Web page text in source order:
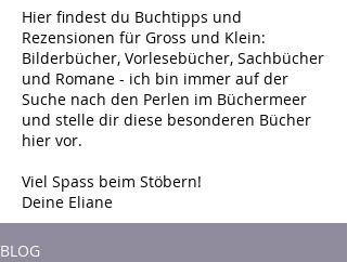
Hier findest du Buchtipps und
Rezensionen für Gross und Klein:
Bilderbücher, Vorlesebücher, Sachbücher
und Romane - ich bin immer auf der
Suche nach den Perlen im Büchermeer
und stelle dir diese besonderen Bücher
hier vor.
Viel Spass beim Stöbern!
Deine Eliane
BLOG